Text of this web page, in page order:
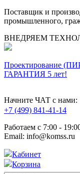
Поставщик и
промышленного,
ВНЕДРЯЕМ
Проектирование
ГАРАНТИЯ 5 лет!
Начните ЧАТ с нами:
+7 (499) 841-41-14
Работаем с 7:00 -
Email: info@komss.ru
Кабинет
Корзина